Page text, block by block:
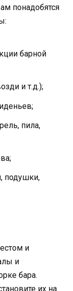
понадобятся
барной
и т.д.);
пила,
подушки,
и
и
бара.
их на